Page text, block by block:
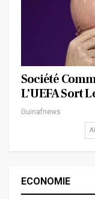
Société
L’UEFA Sort
Guinafnews
ECONOMIE